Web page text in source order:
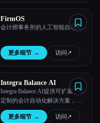
FirmOS
会计师事务所的人工智能自动化
更多细节 → 访问 ↗︎
Integra Balance AI
Integra Balance AI提供可扩展、可
定制的会计自动化解决方案，从
咨询到持续支持，减少错误，缩
短处理时间，提高生产力。
更多细节 → 访问 ↗︎